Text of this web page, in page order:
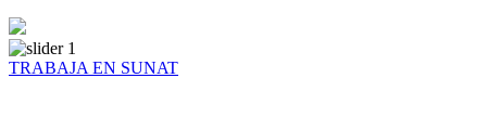
TRABAJA EN SUNAT